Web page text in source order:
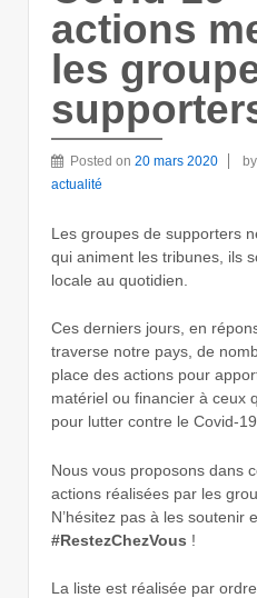
actions
les
Posted on 20 mars 2020 by
actualité
Les groupes de supporters
qui animent les tribunes, ils
locale au quotidien.
Ces derniers jours, en
traverse notre pays, de
place des actions pour
matériel ou financier à ceux
pour lutter contre le Covid-19.
Nous vous proposons dans
actions réalisées par les
N’hésitez pas à les soutenir
#RestezChezVous !
La liste est réalisée par